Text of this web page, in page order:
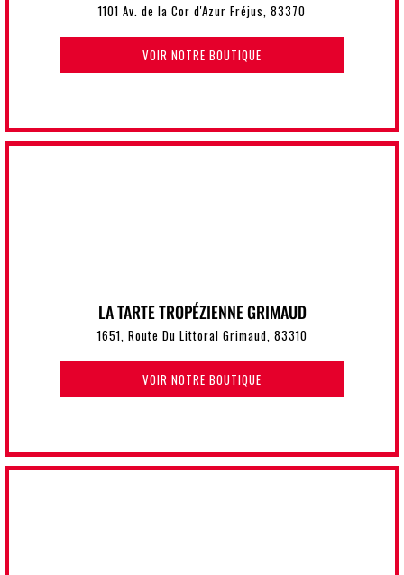
1101 Av. de la Cor d'Azur Fréjus, 83370
VOIR NOTRE BOUTIQUE
LA TARTE TROPÉZIENNE GRIMAUD
1651, Route Du Littoral Grimaud, 83310
VOIR NOTRE BOUTIQUE